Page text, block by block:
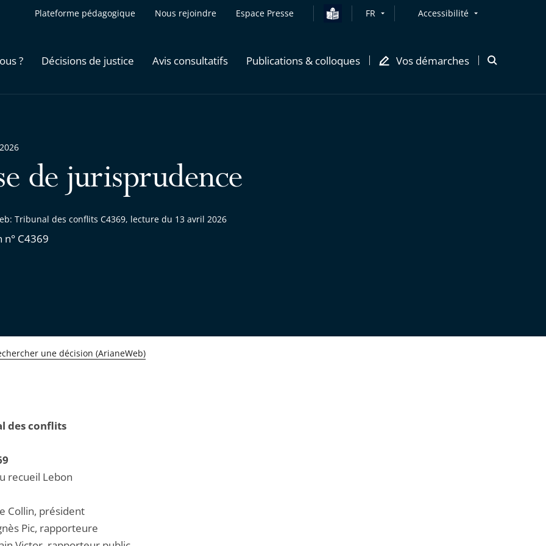
Plateforme pédagogique Nous rejoindre Espace Presse FR Accessibilité
? Décisions de justice Avis consultatifs Publications & colloques Vos démarches
Ouvrir
de jurisprudence
Tribunal des conflits C4369, lecture du 13 avril 2026
n° C4369
une décision (ArianeWeb)
des conflits
recueil Lebon
Collin, président
Pic, rapporteure